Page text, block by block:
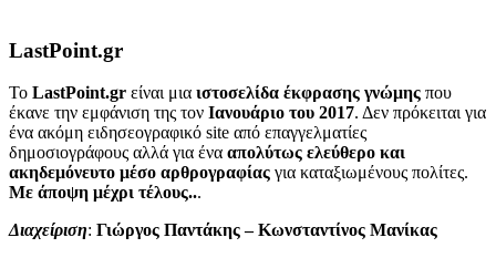
LastPoint.gr
To LastPoint.gr είναι μια ιστοσελίδα έκφρασης γνώμης που
έκανε την εμφάνιση της τον Ιανουάριο του 2017. Δεν πρόκειται για
ένα ακόμη ειδησεογραφικό site από επαγγελματίες
δημοσιογράφους αλλά για ένα απολύτως ελεύθερο και
ακηδεμόνευτο μέσο αρθρογραφίας για καταξιωμένους πολίτες.
Με άποψη μέχρι τέλους...
Διαχείριση: Γιώργος Παντάκης – Κωνσταντίνος Μανίκας